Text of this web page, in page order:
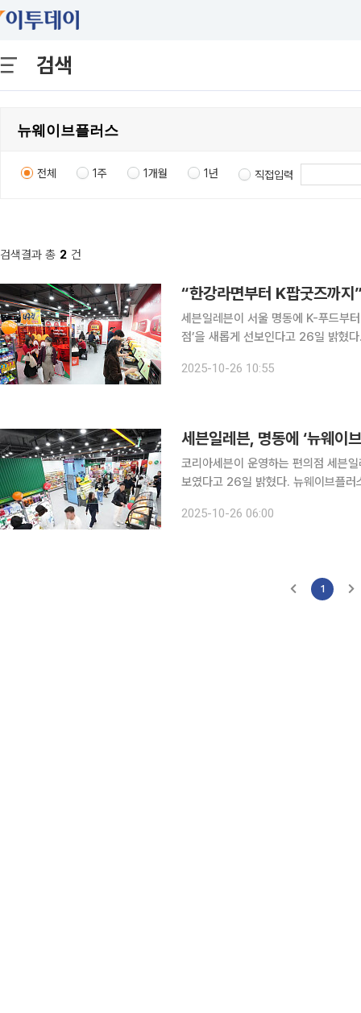
검색
전체 1주 1개월 1년 직접입력
검색결과 총 2 건
“한강라면부터 K팝굿즈까
세븐일레븐이 서울 명동에 K-푸드부
점’을 새롭게 선보인다고 26일 밝혔다. 세븐일레븐 뉴웨이브명동점은 약 110평(363.63m2)
덤존인 후즈팬(Whosfan) 스토어 △
2025-10-26 10:55
세븐일레븐, 명동에 ‘뉴웨이
코리아세븐이 운영하는 편의점 세븐
보였다고 26일 밝혔다. 뉴웨이브플러스는 지난해 10월 선보인 차세대 콘셉트 가맹모델 ‘뉴웨이
외국인 관광객 수가 늘자 이들이 국내
2025-10-26 06:00
1